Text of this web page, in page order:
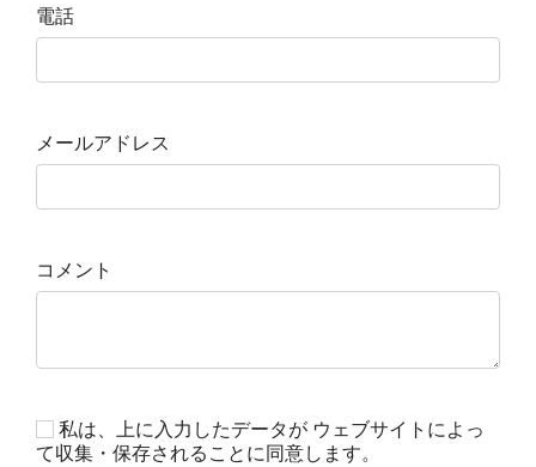
電話
メールアドレス
コメント
私は、上に入力したデータが ウェブサイトによっ
て収集・保存されることに同意します。